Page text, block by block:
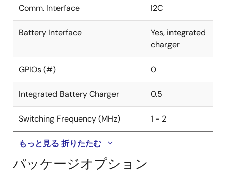
低自己消費電流の降圧レギュレータとLDOでバッテ
リ寿命を延長
PMIC内蔵により、ディスクリートソリューションと
比較して、パワーマネジメントのフットプリントを
25%削減することができます。
プログラマブルな電源状態により、動作モードでは
性能を最適化し、格納モードではバッテリの寿命を
延ばすことが可能
Comm. Interface I2C
Battery Interface
Yes, integrated
charger
GPIOs (#) 0
Integrated Battery Charger 0.5
Switching Frequency (MHz) 1 - 2
もっと見る 折りたたむ
パッケージオプション